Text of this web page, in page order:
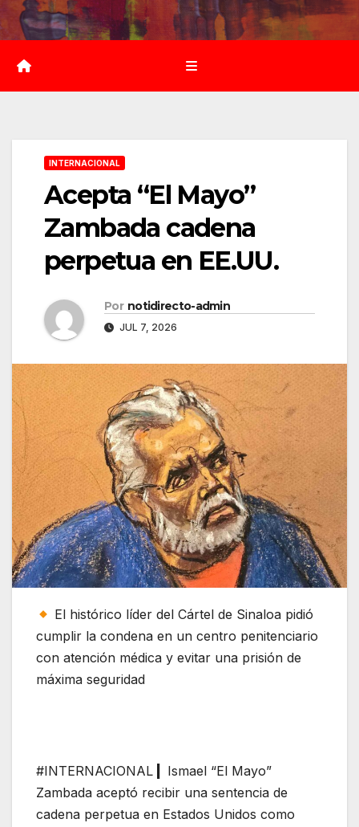
Saltar
al
contenido
INTERNACIONAL
Acepta “El Mayo”
Zambada cadena
perpetua en EE.UU.
Por notidirecto-admin
JUL 7, 2026
El histórico líder del Cártel de Sinaloa pidió
cumplir la condena en un centro penitenciario
con atención médica y evitar una prisión de
máxima seguridad
#INTERNACIONAL
Ismael “El Mayo”
Zambada aceptó recibir una sentencia de
cadena perpetua en Estados Unidos como